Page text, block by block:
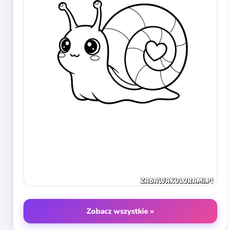
Zobacz wszystkie »